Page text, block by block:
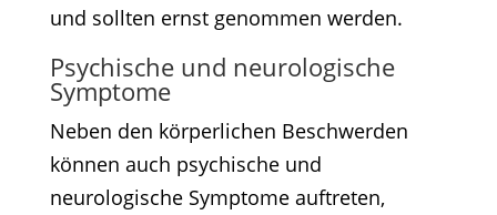
und sollten ernst genommen werden.​
Psychische und neurologische
Symptome
Neben den körperlichen Beschwerden
können auch psychische und
neurologische Symptome auftreten,